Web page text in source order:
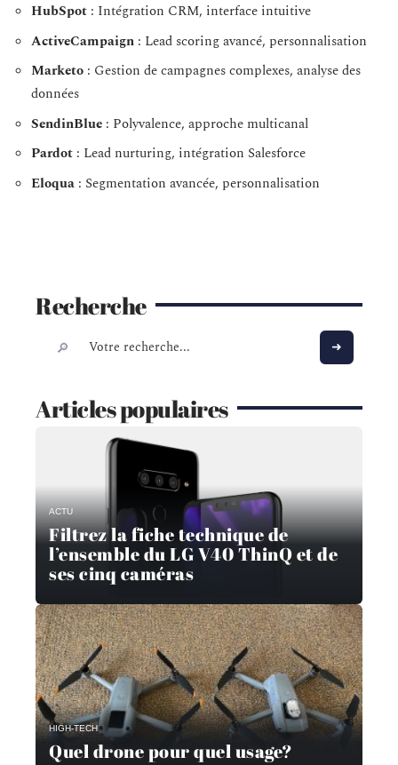
HubSpot : Intégration CRM, interface intuitive
ActiveCampaign : Lead scoring avancé, personnalisation
Marketo : Gestion de campagnes complexes, analyse des
données
SendinBlue : Polyvalence, approche multicanal
Pardot : Lead nurturing, intégration Salesforce
Eloqua : Segmentation avancée, personnalisation
Recherche
Articles populaires
ACTU
Filtrez la fiche technique de
l’ensemble du LG V40 ThinQ et de
ses cinq caméras
HIGH-TECH
Quel drone pour quel usage?